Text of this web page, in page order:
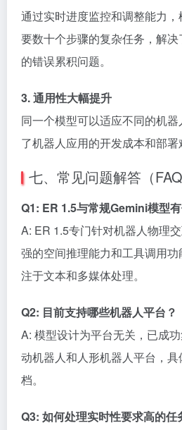
通过实时进度监控和调整能力
要数十个步骤的复杂任务，解
的错误累积问题。
3. 通用性大幅提升
同一个模型可以适应不同的机
了机器人应用的开发成本和部署
七、常见问题解答（FAQ
Q1: ER 1.5与常规Gemini模型
A: ER 1.5专门针对机器人物理
强的空间推理能力和工具调用
注于文本和多媒体处理。
Q2: 目前支持哪些机器人平台？
A: 模型设计为平台无关，已成
动机器人和人形机器人平台，
档。
Q3: 如何处理实时性要求高的任